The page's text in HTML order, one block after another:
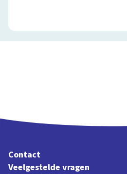
Contact
Veelgestelde vragen